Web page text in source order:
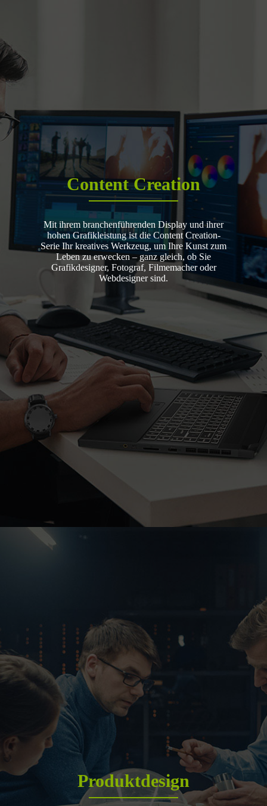
Content Creation
Mit ihrem branchenführenden Display und ihrer
hohen Grafikleistung ist die Content Creation-
Serie Ihr kreatives Werkzeug, um Ihre Kunst zum
Leben zu erwecken – ganz gleich, ob Sie
Grafikdesigner, Fotograf, Filmemacher oder
Webdesigner sind.
Produktdesign